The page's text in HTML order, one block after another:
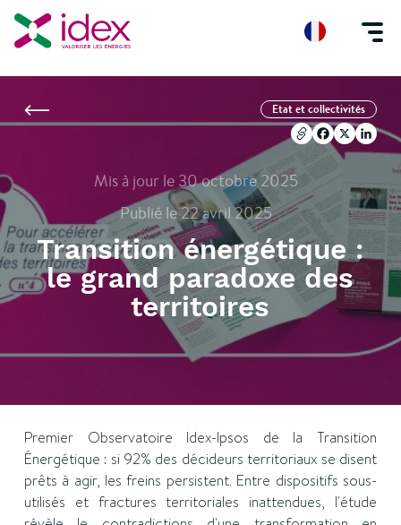
Etat et collectivités
Copier l'url
Facebook
X
Mis à jour le 30 octobre 2025
Publié le 22 avril 2025
Transition énergétique :
le grand paradoxe des
territoires
Copier l'url
Facebook
X
Premier Observatoire Idex-Ipsos de la Transition
Énergétique : si 92% des décideurs territoriaux se disent
prêts à agir, les freins persistent. Entre dispositifs sous-
utilisés et fractures territoriales inattendues, l'étude